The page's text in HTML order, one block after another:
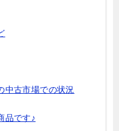
中古市場での状況
品です♪